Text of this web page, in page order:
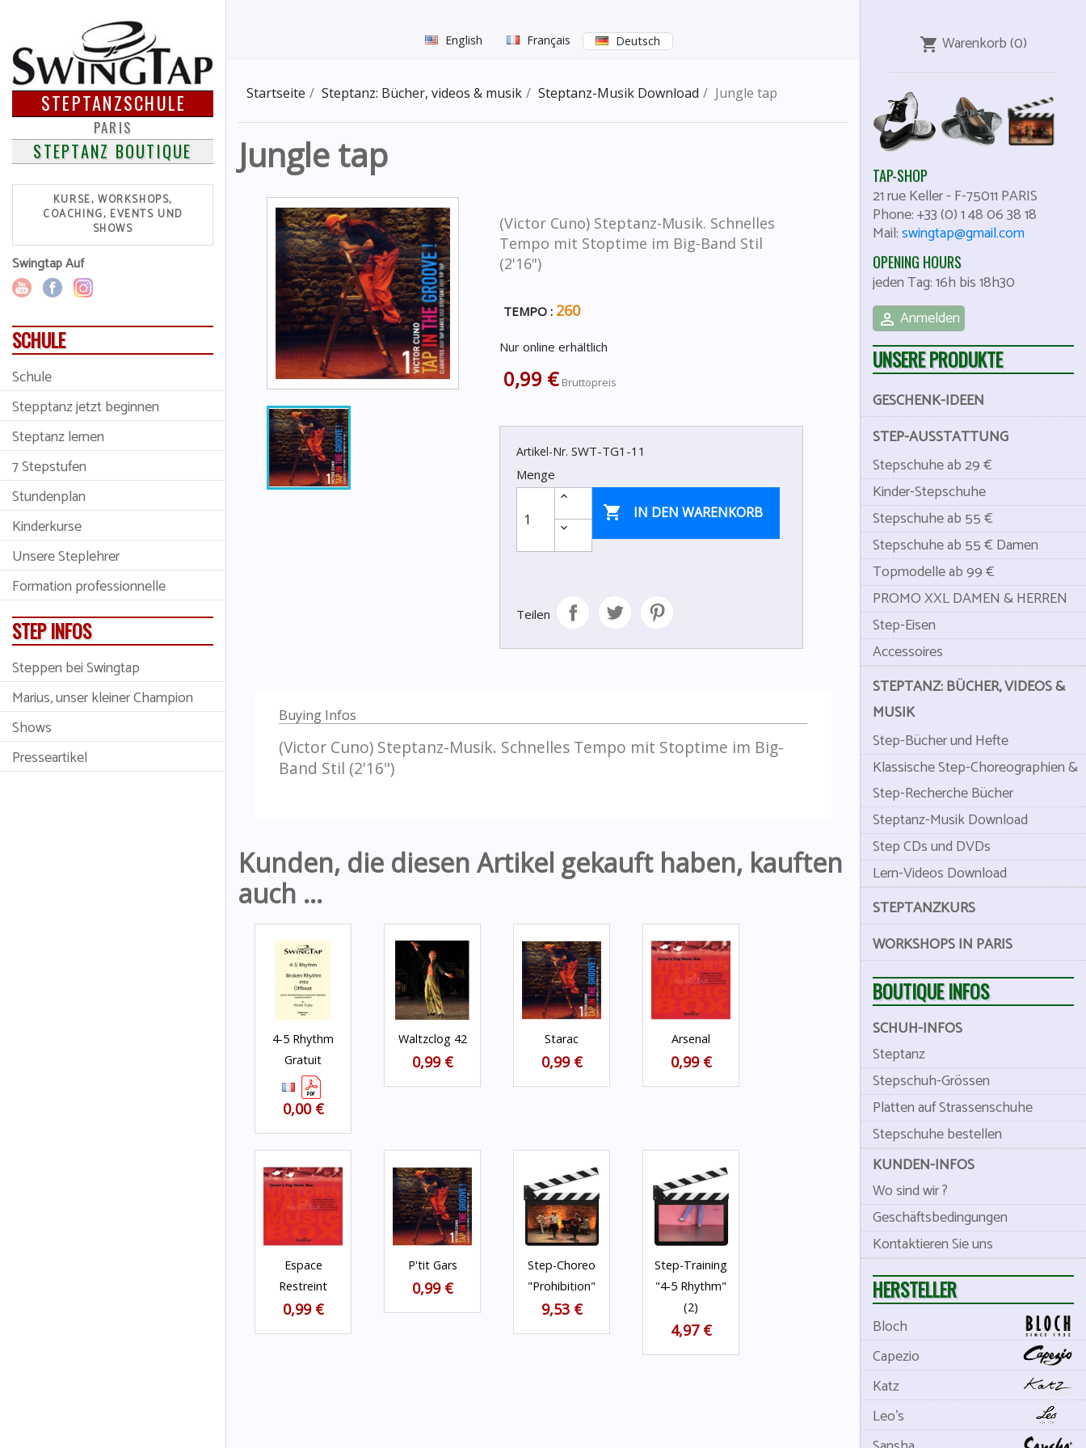
English Français Deutsch
STEPTANZSCHULE
PARIS
STEPTANZ BOUTIQUE
KURSE, WORKSHOPS,
COACHING, EVENTS UND
SHOWS
Swingtap Auf
SCHULE
Schule
Stepptanz jetzt beginnen
Steptanz lernen
7 Stepstufen
Stundenplan
Kinderkurse
Unsere Steplehrer
Formation professionnelle
STEP INFOS
Steppen bei Swingtap
Marius, unser kleiner Champion
Shows
Presseartikel
Startseite Steptanz: Bücher, videos & musik Steptanz-Musik Download Jungle tap
Jungle tap
(Victor Cuno) Steptanz-Musik. Schnelles
Tempo mit Stoptime im Big-Band Stil
(2'16")
TEMPO : 260
Nur online erhältlich
0,99 € Bruttopreis
Artikel-Nr. SWT-TG1-11
Menge
 IN DEN WARENKORB
Teilen
Buying Infos
(Victor Cuno) Steptanz-Musik. Schnelles Tempo mit Stoptime im Big-
Band Stil (2'16")
Kunden, die diesen Artikel gekauft haben, kauften
auch ...
4-5 Rhythm
Gratuit
0,00 €
Waltzclog 42
0,99 €
Starac
0,99 €
Arsenal
0,99 €
Espace
Restreint
0,99 €
P'tit Gars
0,99 €
Step-Choreo
"Prohibition"
9,53 €
Step-Training
"4-5 Rhythm"
(2)
4,97 €
shopping_cart Warenkorb(0)
TAP-SHOP
21 rue Keller- F-75011 PARIS
Phone:+33 (0) 1 48 06 38 18
Mail:swingtap@gmail.com
OPENING HOURS
jeden Tag: 16h bis 18h30
 Anmelden
UNSERE PRODUKTE
GESCHENK-IDEEN
STEP-AUSSTATTUNG
Stepschuhe ab 29 €
Kinder-Stepschuhe
Stepschuhe ab 55 €
Stepschuhe ab 55 € Damen
Topmodelle ab 99 €
PROMO XXL DAMEN & HERREN
Step-Eisen
Accessoires
STEPTANZ: BÜCHER, VIDEOS &
MUSIK
Step-Bücher und Hefte
Klassische Step-Choreographien &
Step-Recherche Bücher
Steptanz-Musik Download
Step CDs und DVDs
Lern-Videos Download
STEPTANZKURS
WORKSHOPS IN PARIS
BOUTIQUE INFOS
SCHUH-INFOS
Steptanz
Stepschuh-Grössen
Platten auf Strassenschuhe
Stepschuhe bestellen
KUNDEN-INFOS
Wo sind wir ?
Geschäftsbedingungen
Kontaktieren Sie uns
HERSTELLER
Bloch
Capezio
Katz
Leo's